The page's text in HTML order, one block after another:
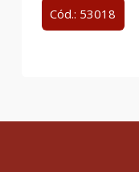
Cód.: 53018